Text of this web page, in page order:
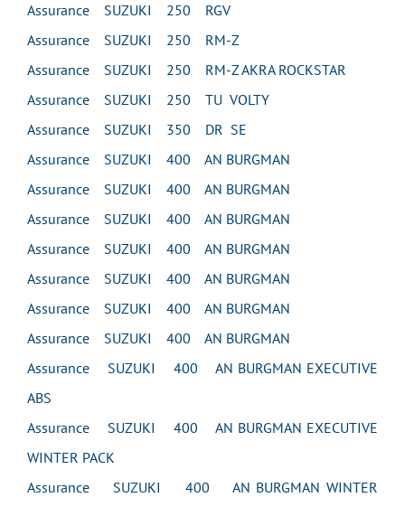
Assurance SUZUKI 250 RGV
Assurance SUZUKI 250 RM-Z
Assurance SUZUKI 250 RM-Z AKRA ROCKSTAR
Assurance SUZUKI 250 TU VOLTY
Assurance SUZUKI 350 DR SE
Assurance SUZUKI 400 AN BURGMAN
Assurance SUZUKI 400 AN BURGMAN
Assurance SUZUKI 400 AN BURGMAN
Assurance SUZUKI 400 AN BURGMAN
Assurance SUZUKI 400 AN BURGMAN
Assurance SUZUKI 400 AN BURGMAN
Assurance SUZUKI 400 AN BURGMAN
Assurance SUZUKI 400 AN BURGMAN EXECUTIVE
ABS
Assurance SUZUKI 400 AN BURGMAN EXECUTIVE
WINTER PACK
Assurance SUZUKI 400 AN BURGMAN WINTER